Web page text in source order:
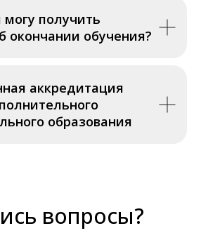
могу получить
окончании обучения?
аккредитация
образования
вопросы?